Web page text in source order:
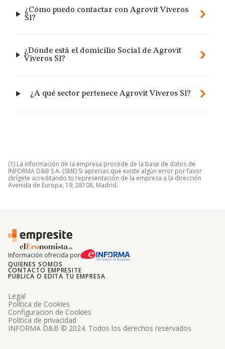
¿Cómo puedo contactar con Agrovit Viveros
Sl?
¿Dónde está el domicilio Social de Agrovit
Viveros Sl?
¿A qué sector pertenece Agrovit Viveros Sl?
(1) La información de la empresa procede de la base de datos de
INFORMA D&B S.A. (SME) Si aprecias que existe algún error por favor
dirígete acreditando tu representación de la empresa a la dirección
Avenida de Europa, 19, 28108, Madrid.
Información ofrecida por
QUIENES SOMOS
CONTACTO EMPRESITE
PUBLICA O EDITA TU EMPRESA
INFORMA D&B © 2024. Todos los derechos reservados
Legal
Politica de Cookies
Configuracion de Cookies
Politica de privacidad